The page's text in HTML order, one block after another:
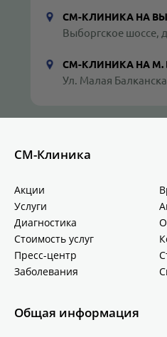
СМ-КЛИНИКА НА
Выборгское шоссе,
СМ-КЛИНИКА НА М.
Ул. Малая
СМ-Клиника
Акции
Услуги
Диагностика
Стоимость услуг
Пресс-центр
Заболевания
Общая информация